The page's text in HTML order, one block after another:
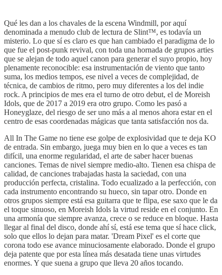
Qué les dan a los chavales de la escena Windmill, por aquí
denominada a menudo club de lectura de Slint™, es todavía un
misterio. Lo que sí es claro es que han cambiado el paradigma de lo
que fue el post-punk revival, con toda una hornada de grupos arties
que se alejan de todo aquel canon para generar el suyo propio, hoy
plenamente reconocible: esa instrumentación de viento que tanto
suma, los medios tempos, ese nivel a veces de complejidad, de
técnica, de cambios de ritmo, pero muy diferentes a los del indie
rock. A principios de mes era el turno de otro debut, el de Moreish
Idols, que de 2017 a 2019 era otro grupo. Como les pasó a
Honeyglaze, del riesgo de ser uno más a al menos ahora estar en el
centro de esas coordenadas mágicas que tanta satisfacción nos da.
All In The Game no tiene ese golpe de explosividad que te deja KO
de entrada. Sin embargo, juega muy bien en lo que a veces es tan
difícil, una enorme regularidad, el arte de saber hacer buenas
canciones. Temas de nivel siempre medio-alto. Tienen esa chispa de
calidad, de canciones trabajadas hasta la saciedad, con una
producción perfecta, cristalina. Todo ecualizado a la perfección, con
cada instrumento encontrando su hueco, sin tapar otro. Donde en
otros grupos siempre está esa guitarra que te flipa, ese saxo que le da
el toque sinuoso, en Moreish Idols la virtud reside en el conjunto. En
una armonía que siempre avanza, crece o se reduce en bloque. Hasta
llegar al final del disco, donde ahí sí, está ese tema que sí hace click,
solo que ellos lo dejan para matar. 'Dream Pixel' es el corte que
corona todo ese avance minuciosamente elaborado. Donde el grupo
deja patente que por esta línea más desatada tiene unas virtudes
enormes. Y que suena a grupo que lleva 20 años tocando.